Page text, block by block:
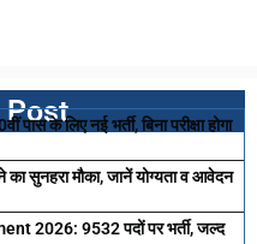
Post
के लिए नई भर्ती, बिना परीक्षा होगा
सुनहरा मौका, जानें योग्यता व आवेदन
2026: 9532 पदों पर भर्ती, जल्द